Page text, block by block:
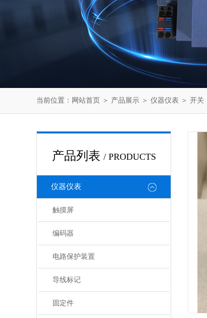
当前位置： 网站首页 ＞ 产品展示 ＞ 仪器仪表 ＞ 开关
产品列表 / PRODUCTS
仪器仪表
触摸屏
编码器
电路保护装置
导线标记
固定件